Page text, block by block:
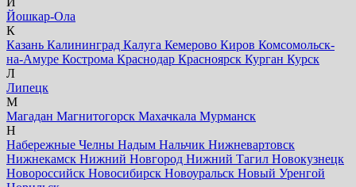
Йошкар-Ола
К
Казань Калининград Калуга Кемерово Киров Комсомольск-
на-Амуре Кострома Краснодар Красноярск Курган Курск
Л
Липецк
М
Магадан Магнитогорск Махачкала Мурманск
Н
Набережные Челны Надым Нальчик Нижневартовск
Нижнекамск Нижний Новгород Нижний Тагил Новокузнецк
Новороссийск Новосибирск Новоуральск Новый Уренгой